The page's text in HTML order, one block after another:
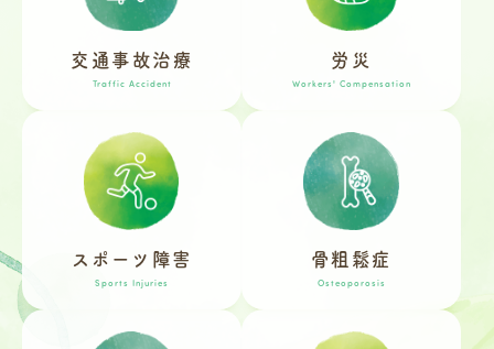
交通事故治療
Traffic Accident
労災
Workers' Compensation
スポーツ障害
Sports Injuries
骨粗鬆症
Osteoporosis